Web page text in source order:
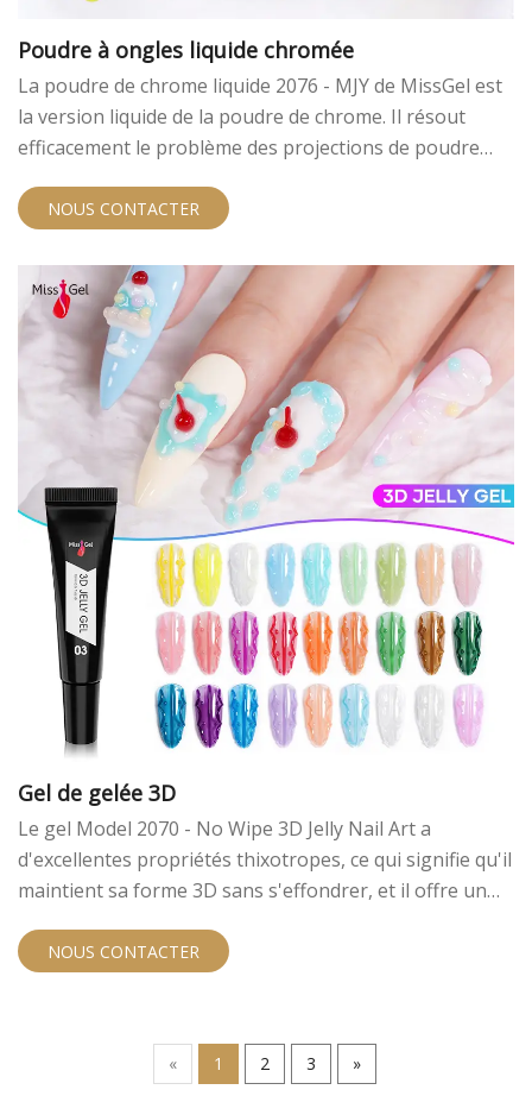
Poudre à ongles liquide chromée
La poudre de chrome liquide 2076 - MJY de MissGel est
la version liquide de la poudre de chrome. Il résout
efficacement le problème des projections de poudre
une utilisation plus facile. Avec une plus petite quantité
ils ont des effets différents sur différentes couleurs de
base&nbsp;!
NOUS CONTACTER
Gel de gelée 3D
Le gel Model 2070 - No Wipe 3D Jelly Nail Art a
d'excellentes propriétés thixotropes, ce qui signifie qu'il
maintient sa forme 3D sans s'effondrer, et il offre un
une pointe pointue qui facilite la création de modèles
NOUS CONTACTER
« 1 2 3 »